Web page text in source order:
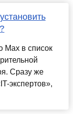
Max в список
Сразу же
экспертов»,